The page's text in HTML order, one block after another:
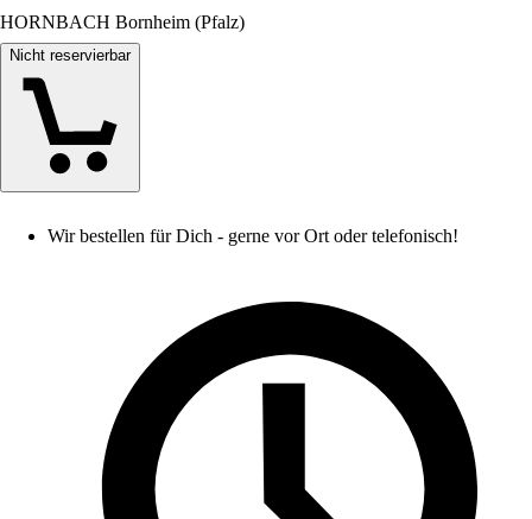
HORNBACH Bornheim (Pfalz)
Nicht reservierbar
Wir bestellen für Dich - gerne vor Ort oder telefonisch!